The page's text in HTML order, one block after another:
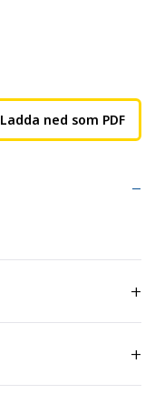
Ladda ned som PDF